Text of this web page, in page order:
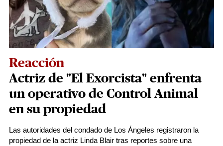
Reacción
Actriz de "El Exorcista" enfrenta
un operativo de Control Animal
en su propiedad
Las autoridades del condado de Los Ángeles registraron la
propiedad de la actriz Linda Blair tras reportes sobre una